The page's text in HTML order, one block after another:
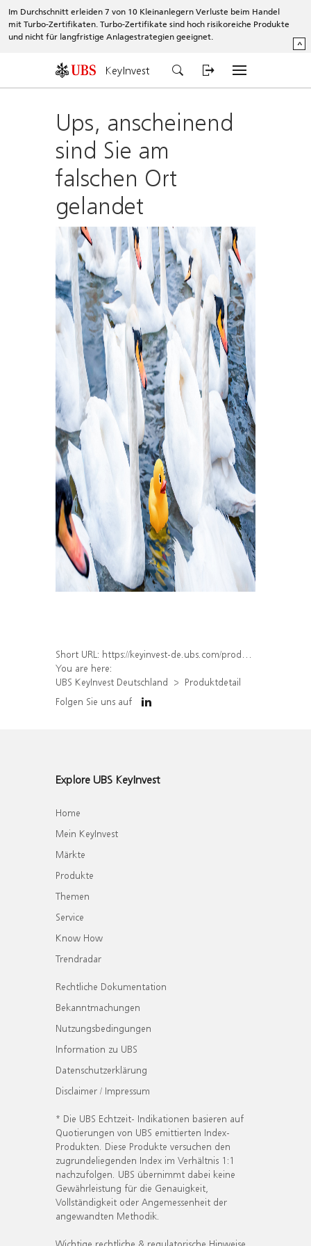
Im Durchschnitt erleiden 7 von 10 Kleinanlegern Verluste beim Handel
mit Turbo-Zertifikaten. Turbo-Zertifikate sind hoch risikoreiche Produkte
und nicht für langfristige Anlagestrategien geeignet.
^
KeyInvest
Ups, anscheinend
sind Sie am
falschen Ort
gelandet
Short URL: https://keyinvest-de.ubs.com/produkt/detail/index/isin/DE000WA477A3
You are here:
UBS KeyInvest Deutschland
Produktdetail
Folgen Sie uns auf
Explore UBS KeyInvest
Home
Mein KeyInvest
Märkte
Produkte
Themen
Service
Know How
Trendradar
Rechtliche Dokumentation
Bekanntmachungen
Nutzungsbedingungen
Information zu UBS
Datenschutzerklärung
Disclaimer / Impressum
* Die UBS Echtzeit- Indikationen basieren auf
Quotierungen von UBS emittierten Index-
Produkten. Diese Produkte versuchen den
zugrundeliegenden Index im Verhältnis 1:1
nachzufolgen. UBS übernimmt dabei keine
Gewährleistung für die Genauigkeit,
Vollständigkeit oder Angemessenheit der
angewandten Methodik.